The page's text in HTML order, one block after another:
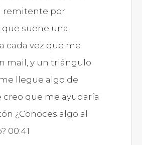
remitente por
suene una
cada vez que me
mail, y un triángulo
llegue algo de
creo que me ayudaría
¿Conoces algo al
00:41